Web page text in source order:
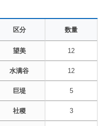
区分 数量
望美 12
水满谷 12
巨堤 5
社稷 3